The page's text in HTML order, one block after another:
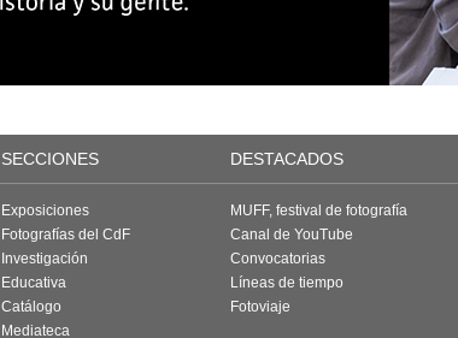
SECCIONES DESTACADOS
Exposiciones
Fotografías del CdF
Investigación
Educativa
Catálogo
Mediateca
MUFF, festival de fotografía
Canal de YouTube
Convocatorias
Líneas de tiempo
Fotoviaje